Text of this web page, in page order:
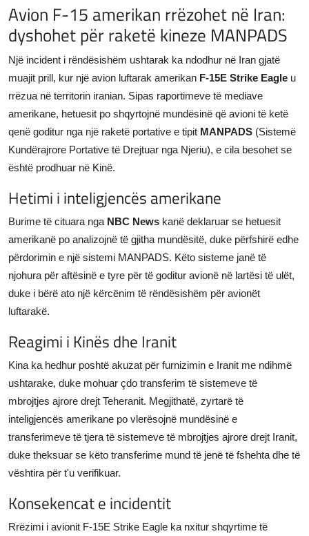
Avion F-15 amerikan rrëzohet në Iran:
dyshohet për raketë kineze MANPADS
Një incident i rëndësishëm ushtarak ka ndodhur në Iran gjatë
muajit prill, kur një avion luftarak amerikan F-15E Strike Eagle u
rrëzua në territorin iranian. Sipas raportimeve të mediave
amerikane, hetuesit po shqyrtojnë mundësinë që avioni të ketë
qenë goditur nga një raketë portative e tipit MANPADS (Sistemë
Kundërajrore Portative të Drejtuar nga Njeriu), e cila besohet se
është prodhuar në Kinë.
Hetimi i inteligjencës amerikane
Burime të cituara nga NBC News kanë deklaruar se hetuesit
amerikanë po analizojnë të gjitha mundësitë, duke përfshirë edhe
përdorimin e një sistemi MANPADS. Këto sisteme janë të
njohura për aftësinë e tyre për të goditur avionë në lartësi të ulët,
duke i bërë ato një kërcënim të rëndësishëm për avionët
luftarakë.
Reagimi i Kinës dhe Iranit
Kina ka hedhur poshtë akuzat për furnizimin e Iranit me ndihmë
ushtarake, duke mohuar çdo transferim të sistemeve të
mbrojtjes ajrore drejt Teheranit. Megjithatë, zyrtarë të
inteligjencës amerikane po vlerësojnë mundësinë e
transferimeve të tjera të sistemeve të mbrojtjes ajrore drejt Iranit,
duke theksuar se këto transferime mund të jenë të fshehta dhe të
vështira për t'u verifikuar.
Konsekencat e incidentit
Rrëzimi i avionit F-15E Strike Eagle ka nxitur shqyrtime të